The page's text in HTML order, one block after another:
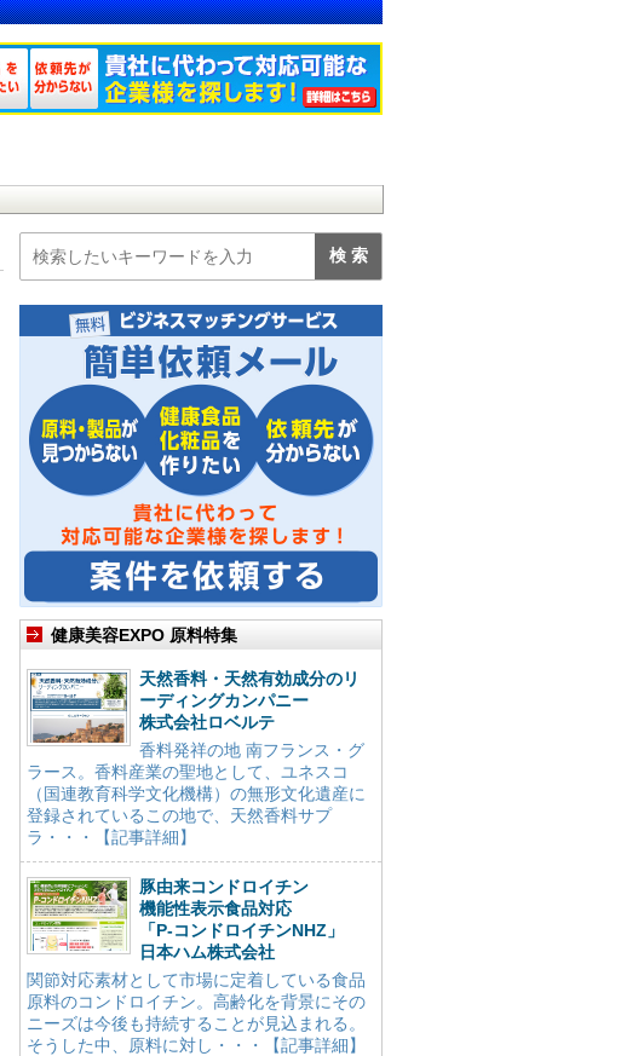
健康美容EXPO 原料特集
天然香料・天然有効成分のリ
ーディングカンパニー
株式会社ロベルテ
香料発祥の地 南フランス・グ
ラース。香料産業の聖地として、ユネスコ
（国連教育科学文化機構）の無形文化遺産に
登録されているこの地で、天然香料サプ
ラ・・・【記事詳細】
豚由来コンドロイチン
機能性表示食品対応
「P-コンドロイチンNHZ」
日本ハム株式会社
関節対応素材として市場に定着している食品
原料のコンドロイチン。高齢化を背景にその
ニーズは今後も持続することが見込まれる。
そうした中、原料に対し・・・【記事詳細】